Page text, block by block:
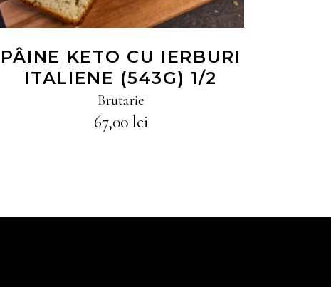
PÂINE KETO CU IERBURI
ITALIENE (543G) 1/2
Brutarie
67,00 lei